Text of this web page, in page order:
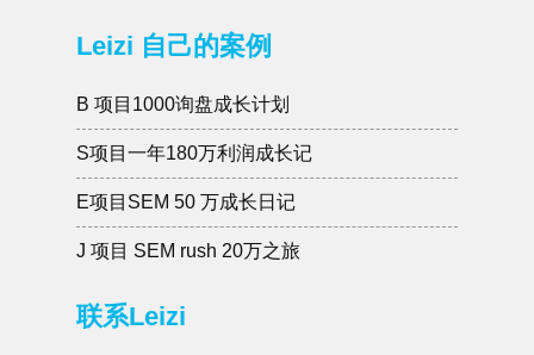
Leizi 自己的案例
B 项目1000询盘成长计划
S项目一年180万利润成长记
E项目SEM 50 万成长日记
J 项目 SEM rush 20万之旅
联系Leizi